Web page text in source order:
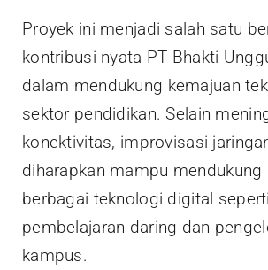
Proyek ini menjadi salah satu
kontribusi nyata PT Bhakti
dalam mendukung kemajuan
sektor pendidikan. Selain
konektivitas, improvisasi
diharapkan mampu
berbagai teknologi digital seperti
pembelajaran daring dan
kampus.